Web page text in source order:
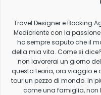
Travel Designer e Booking
Medioriente con la
ho sempre saputo che il
della mia vita. Come si
non lavorerai un giorno
questa teoria, ora viaggio e
tour un pezzo di mondo. In
come una famiglia, non